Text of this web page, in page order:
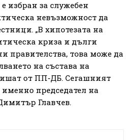
избран за служебен
невъзможност да
„В хипотезата на
криза и дълги
правителства, това може да
на състава на
от ПП-ДБ. Сегашният
председател на
Главчев.